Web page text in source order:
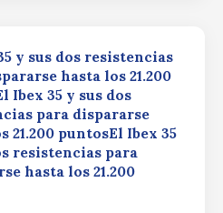
y sus dos resistencias
hasta los 21.200
Ibex 35 y sus dos
para dispararse
21.200 puntosEl Ibex 35
resistencias para
hasta los 21.200